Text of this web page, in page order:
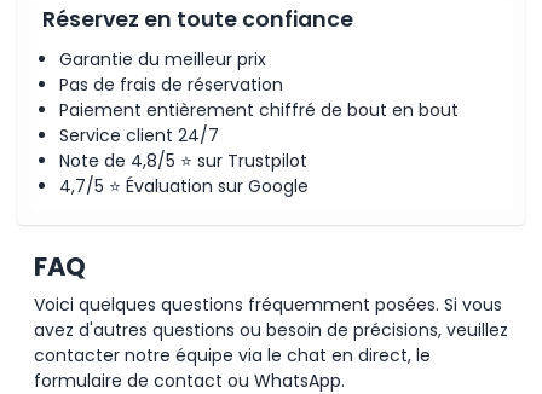
Réservez en toute confiance
Garantie du meilleur prix
Pas de frais de réservation
Paiement entièrement chiffré de bout en bout
Service client 24/7
Note de 4,8/5 ⭐ sur Trustpilot
4,7/5 ⭐ Évaluation sur Google
FAQ
Voici quelques questions fréquemment posées. Si vous
avez d'autres questions ou besoin de précisions, veuillez
contacter notre équipe via le chat en direct, le
formulaire de contact ou WhatsApp.